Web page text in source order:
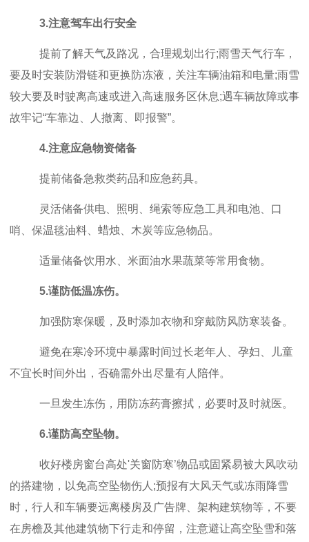
3.注意驾车出行安全
提前了解天气及路况，合理规划出行;雨雪天气行车，
要及时安装防滑链和更换防冻液，关注车辆油箱和电量;雨雪
较大要及时驶离高速或进入高速服务区休息;遇车辆故障或事
故牢记“车靠边、人撤离、即报警”。
4.注意应急物资储备
提前储备急救类药品和应急药具。
灵活储备供电、照明、绳索等应急工具和电池、口
哨、保温毯油料、蜡烛、木炭等应急物品。
适量储备饮用水、米面油水果蔬菜等常用食物。
5.谨防低温冻伤。
加强防寒保暖，及时添加衣物和穿戴防风防寒装备。
避免在寒冷环境中暴露时间过长老年人、孕妇、儿童
不宜长时间外出，否确需外出尽量有人陪伴。
一旦发生冻伤，用防冻药膏擦拭，必要时及时就医。
6.谨防高空坠物。
收好楼房窗台高处'关窗防寒’物品或固紧易被大风吹动
的搭建物，以免高空坠物伤人;预报有大风天气或冻雨降雪
时，行人和车辆要远离楼房及广告牌、架构建筑物等，不要
在房檐及其他建筑物下行走和停留，注意避让高空坠雪和落